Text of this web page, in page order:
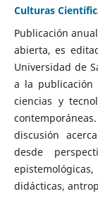
Culturas
Publicación
abierta, es
Universidad de
a la publicación
ciencias y
discusión
desde
didácticas,